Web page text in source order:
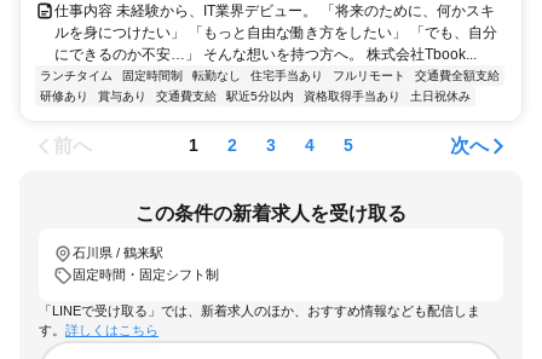
仕事内容 未経験から、IT業界デビュー。 「将来のために、何かスキ
ルを身につけたい」 「もっと自由な働き方をしたい」 「でも、自分
にできるのか不安…」 そんな想いを持つ方へ。 株式会社Tbook...
ランチタイム 固定時間制 転勤なし 住宅手当あり フルリモート
交通費全額支給
研修あり
賞与あり 交通費支給 駅近5分以内 資格取得手当あり 土日祝休み
前へ 1 2 3 4 5 次へ
この条件の新着求人を受け取る
石川県 / 鶴来駅
固定時間・固定シフト制
「LINEで受け取る」では、新着求人のほか、おすすめ情報なども配信しま
す。 詳しくはこちら